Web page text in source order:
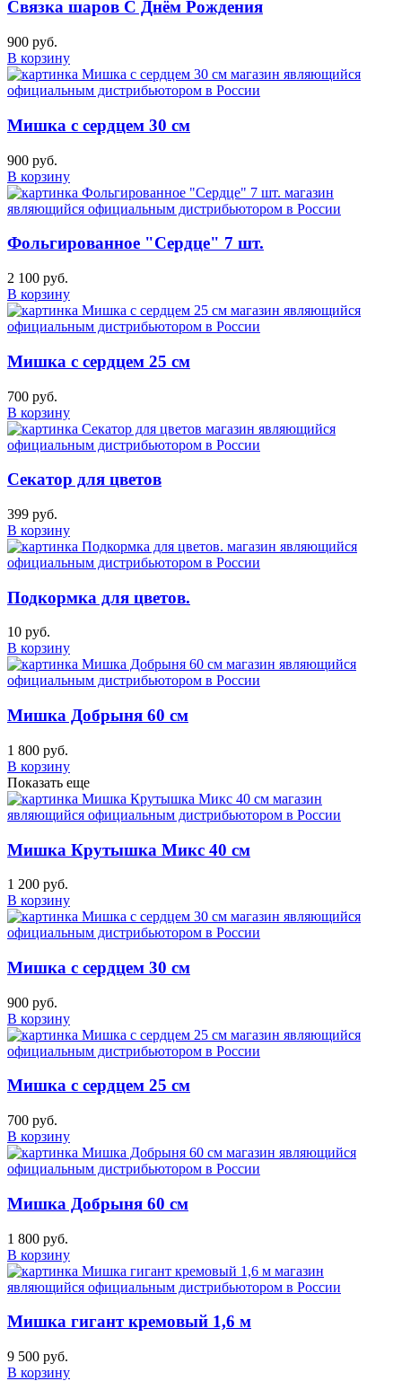
Связка шаров С Днём Рождения
900 руб.
В корзину
Мишка с сердцем 30 см
900 руб.
В корзину
Фольгированное "Сердце" 7 шт.
2 100 руб.
В корзину
Мишка с сердцем 25 см
700 руб.
В корзину
Секатор для цветов
399 руб.
В корзину
Подкормка для цветов.
10 руб.
В корзину
Мишка Добрыня 60 см
1 800 руб.
В корзину
Показать еще
Мишка Крутышка Микс 40 см
1 200 руб.
В корзину
Мишка с сердцем 30 см
900 руб.
В корзину
Мишка с сердцем 25 см
700 руб.
В корзину
Мишка Добрыня 60 см
1 800 руб.
В корзину
Мишка гигант кремовый 1,6 м
9 500 руб.
В корзину